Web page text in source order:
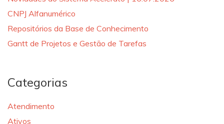
CNPJ Alfanumérico
Repositórios da Base de Conhecimento
Gantt de Projetos e Gestão de Tarefas
Categorias
Atendimento
Ativos